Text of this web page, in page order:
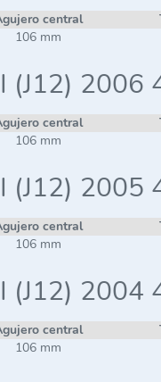
central
106 mm
(J12) 2006
central
106 mm
(J12) 2005
central
106 mm
(J12) 2004
central
106 mm